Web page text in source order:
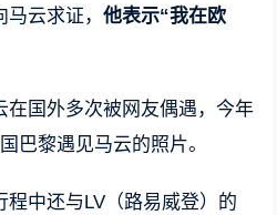
马云求证，他表示“我在欧
在国外多次被网友偶遇，今年
巴黎遇见马云的照片。
程中还与LV（路易威登）的